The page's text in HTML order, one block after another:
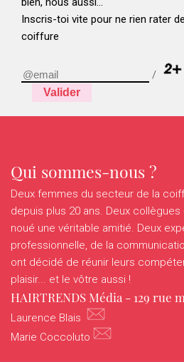
Inscris-toi vite pour ne rien rater
coiffure
/
Valider
Qui sommes-nous ?
Deux femmes du secteur de la
depuis plus 20 ans. Deux
noué une véritable amitié. Deux
professionnelle, de la
ont décidé de réunir leurs
plaisir... et le vôtre aussi !
HAIRTRENDS Média - 129 rue
Laurence Blais
Marie Coccoluto